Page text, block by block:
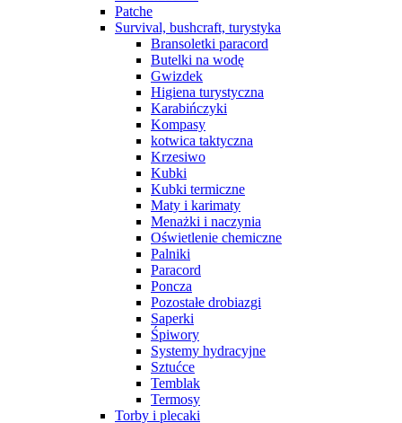
Patche
Survival, bushcraft, turystyka
Bransoletki paracord
Butelki na wodę
Gwizdek
Higiena turystyczna
Karabińczyki
Kompasy
kotwica taktyczna
Krzesiwo
Kubki
Kubki termiczne
Maty i karimaty
Menażki i naczynia
Oświetlenie chemiczne
Palniki
Paracord
Poncza
Pozostałe drobiazgi
Saperki
Śpiwory
Systemy hydracyjne
Sztućce
Temblak
Termosy
Torby i plecaki